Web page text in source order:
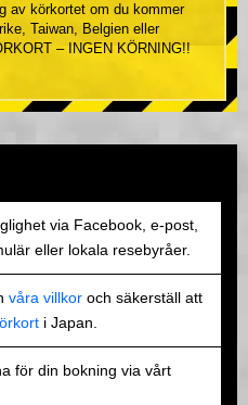
av körkortet om du kommer
Taiwan, Belgien eller
– INGEN KÖRNING!!
via Facebook, e-post,
eller lokala resebyråer.
våra villkor och säkerställ att
i Japan.
för din bokning via vårt